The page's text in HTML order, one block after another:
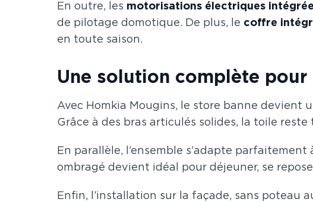
En outre, les motorisations électriques
de pilotage domotique. De plus, le coffre
en toute saison.
Une solution complète
Avec Homkia Mougins, le store banne devient
Grâce à des bras articulés solides, la toile
En parallèle, l’ensemble s’adapte
ombragé devient idéal pour déjeuner, se
Enfin, l’installation sur la façade, sans poteau